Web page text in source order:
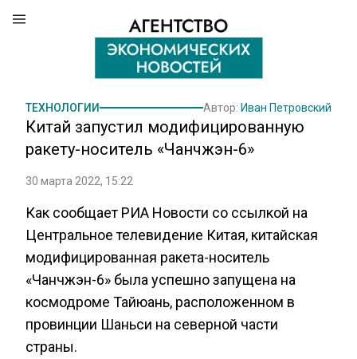
ТЕХНОЛОГИИ Автор: Иван Петровский
Китай запустил модифицированную
ракету-носитель «Чанчжэн-6»
30 марта 2022, 15:22
Как сообщает РИА Новости со ссылкой на
Центральное телевидение Китая, китайская
модифицированная ракета-носитель
«Чанчжэн-6» была успешно запущена на
космодроме Тайюань, расположенном в
провинции Шаньси на северной части
страны.